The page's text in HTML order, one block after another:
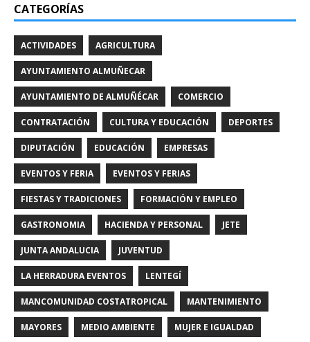
CATEGORÍAS
ACTIVIDADES AGRICULTURA
AYUNTAMIENTO ALMUÑECAR
AYUNTAMIENTO DE ALMUÑÉCAR COMERCIO
CONTRATACIÓN CULTURA Y EDUCACIÓN DEPORTES
DIPUTACIÓN EDUCACIÓN EMPRESAS
EVENTOS Y FERIA EVENTOS Y FERIAS
FIESTAS Y TRADICIONES FORMACIÓN Y EMPLEO
GASTRONOMIA HACIENDA Y PERSONAL JETE
JUNTA ANDALUCIA JUVENTUD
LA HERRADURA EVENTOS LENTEGÍ
MANCOMUNIDAD COSTATROPICAL MANTENIMIENTO
MAYORES MEDIO AMBIENTE MUJER E IGUALDAD